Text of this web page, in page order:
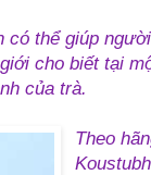
có thể giúp
cho biết tại
của trà.
Theo